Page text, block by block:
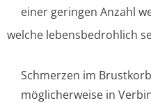
einer geringen Anzahl
welche lebensbedrohlich
Schmerzen im
möglicherweise in